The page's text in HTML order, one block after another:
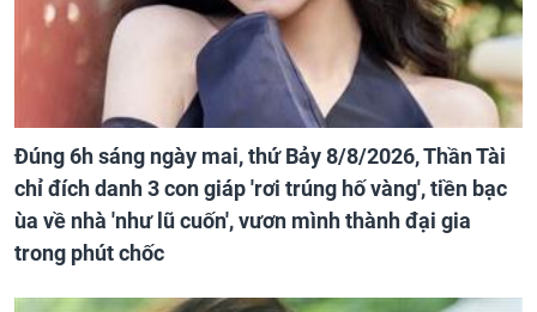
Đúng 6h sáng ngày mai, thứ Bảy 8/8/2026, Thần Tài
chỉ đích danh 3 con giáp 'rơi trúng hố vàng', tiền bạc
ùa về nhà 'như lũ cuốn', vươn mình thành đại gia
trong phút chốc